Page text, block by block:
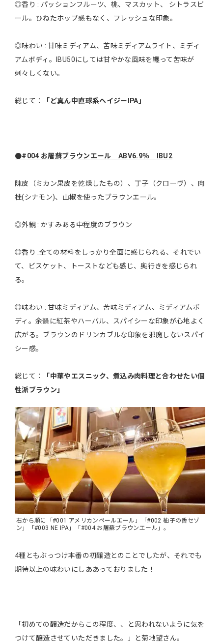
◎香り : パッションフルーツ、桃、マスカット、 シトラスピ
ール。ひねたホップ感もなく、フレッシュな印象。
◎味わい : 甘味ミディアム、苦味ミディアムライト、ミディ
アムボディ。IBU50にしては甘やかな風味を纏って苦味が
刺々しくない。
総じて： 「ど真ん中直球系ヘイジーIPA」
●#004 お屠蘇ブラウンエール ABV6.9％ IBU2
陳皮（ミカン果皮を乾燥したもの）、丁子（クローヴ）、肉
桂(シナモン)、山椒を使ったブラウンエール。
◎外観 : かすみある中程度のブラウン
◎香り :全ての材料をしっかり全面に感じられる、それでい
て、ビスケット、トーストなども感じ、奥行きを感じられ
る。
◎味わい : 甘味ミディアム、苦味ミディアム、ミディアムボ
ディ。余韻に紅茶やハーバル、スパイシーな印象が心地よく
広がる。ブラウンのドリンカブルな印象を邪魔しないスパイ
シー感。
総じて：
「中華やエスニック、煮込み肉料理と合わせたい個
性派ブラウン」
右から順に「#001 アメリカンペールエール」「#002 柚子の香セゾ
ン」「#003 NE IPA」「#004 お屠蘇ブラウンエール」。
4種ともぶっつけ本番の初醸造とのことでしたが、それでも
期待以上の味わいにしああっておりました！
「初めての醸造だからこの程度、、と思われないように気を
つけて醸造させていただきました。」と菊地望さん。